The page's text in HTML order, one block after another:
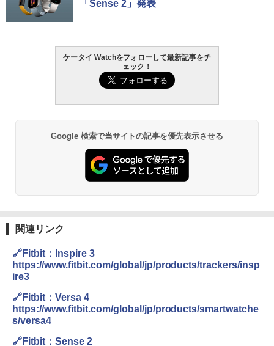
「Sense 2」発表
ケータイ Watchをフォローして最新記事をチ
ェック！
Google 検索で当サイトの記事を優先表示させる
関連リンク
🔗Fitbit：Inspire 3
https://www.fitbit.com/global/jp/products/trackers/insp
ire3
🔗Fitbit：Versa 4
https://www.fitbit.com/global/jp/products/smartwatche
s/versa4
🔗Fitbit：Sense 2